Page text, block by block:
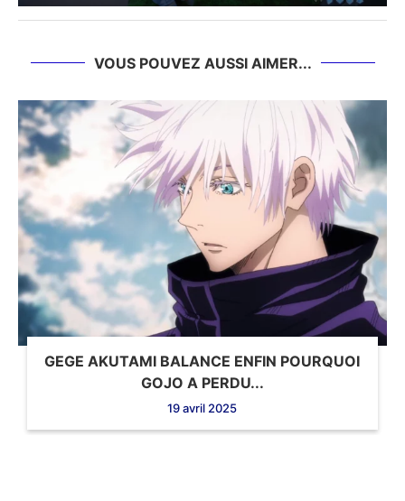
VOUS POUVEZ AUSSI AIMER...
GEGE AKUTAMI BALANCE ENFIN POURQUOI
GOJO A PERDU...
19 avril 2025